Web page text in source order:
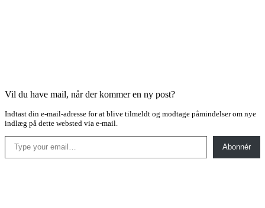
Vil du have mail, når der kommer en ny post?
Indtast din e-mail-adresse for at blive tilmeldt og modtage påmindelser om nye
indlæg på dette websted via e-mail.
Type your email…
Abonnér